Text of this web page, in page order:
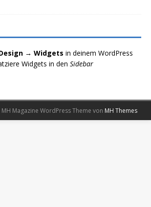
→ Widgets in deinem WordPress
Widgets in den Sidebar
Magazine WordPress Theme von MH Themes